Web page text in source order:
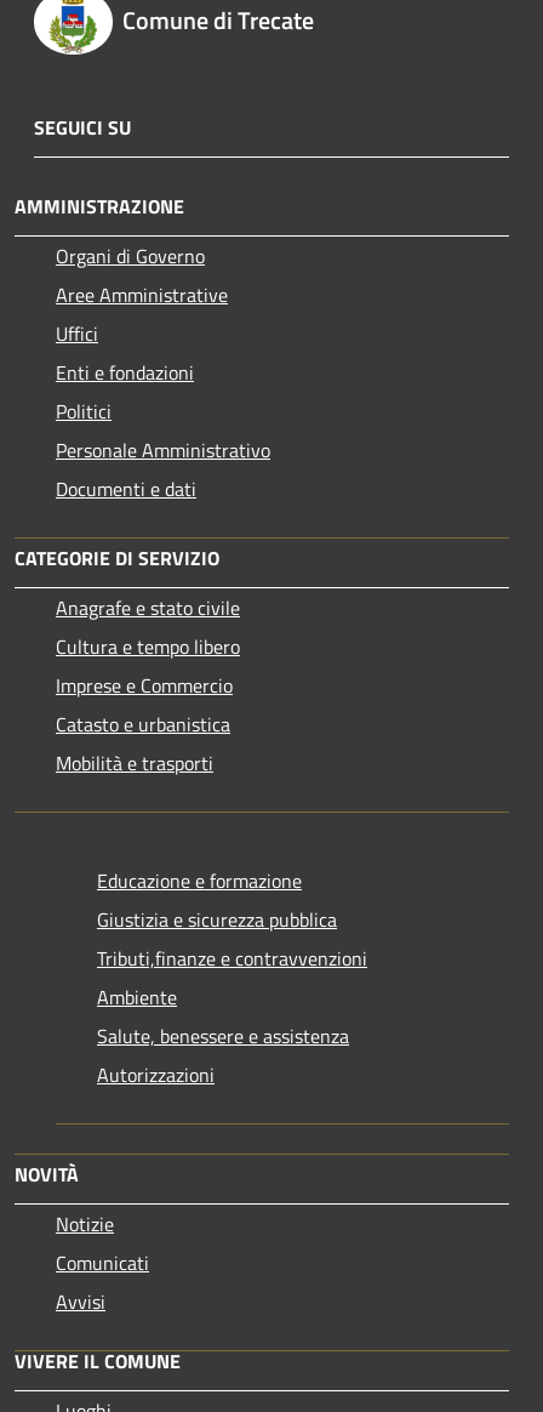
Comune di Trecate
SEGUICI SU
AMMINISTRAZIONE
Organi di Governo
Aree Amministrative
Uffici
Enti e fondazioni
Politici
Personale Amministrativo
Documenti e dati
CATEGORIE DI SERVIZIO
Anagrafe e stato civile
Cultura e tempo libero
Imprese e Commercio
Catasto e urbanistica
Mobilità e trasporti
Educazione e formazione
Giustizia e sicurezza pubblica
Tributi,finanze e contravvenzioni
Ambiente
Salute, benessere e assistenza
Autorizzazioni
NOVITÀ
Notizie
Comunicati
Avvisi
VIVERE IL COMUNE